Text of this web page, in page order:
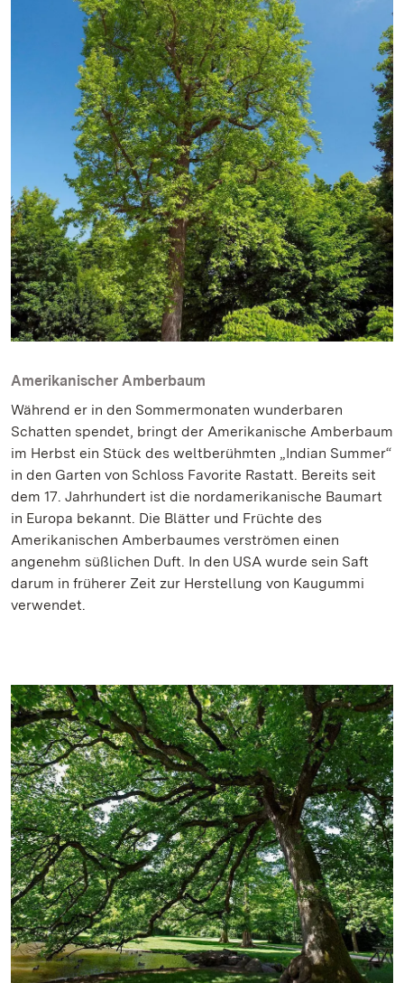
Amerikanischer Amberbaum
Während er in den Sommermonaten wunderbaren
Schatten spendet, bringt der Amerikanische Amberbaum
im Herbst ein Stück des weltberühmten „Indian Summer“
in den Garten von Schloss Favorite Rastatt. Bereits seit
dem 17. Jahrhundert ist die nordamerikanische Baumart
in Europa bekannt. Die Blätter und Früchte des
Amerikanischen Amberbaumes verströmen einen
angenehm süßlichen Duft. In den USA wurde sein Saft
darum in früherer Zeit zur Herstellung von Kaugummi
verwendet.